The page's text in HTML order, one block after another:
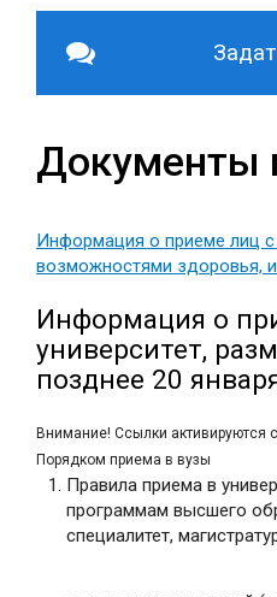
БЛАНКИ ЗАЯВЛЕНИЙ
Прием иностранных
Вступительные испытания
Расписание
Платное обучение
Календарь абитуриента
Статистика приёма
Общежития
Документы
Информация о приеме лиц
возможностями здоровья,
Информация о
университет,
позднее 20
Внимание! Ссылки активируются
Порядком приема в вузы
Правила приема в
программам высшего
специалитет,